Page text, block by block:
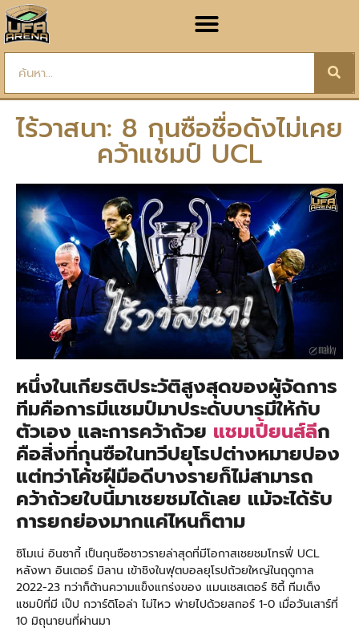
ไร้วาสนา: 8 กุนซือชื่อดังไม่เคย
คว้าแชมป์ UCL
หนึ่งในเกียรติประวัติสูงสุดของผู้จัดการ
ทีมคือการมีแชมป์มาประดับบารมีให้กับ
ตัวเอง และการคว้าถ้วย แชมเปี้ยนส์ลีก
คือสิ่งที่กุนซือในทวีปยุโรปต่างหมายปอง
แต่ทว่าโค้ชฝีมือดีบางรายก็ไม่สามารถ
คว้าถ้วยใบนี้มาเชยชมได้เลย แม้จะได้รับ
การยกย่องมากแค่ไหนก็ตาม
ซิโมเน่ อินซากี้ เป็นกุนซือชาวรายล่าสุดที่มีโอกาสเชยชมโทรฟี่ UCL
หลังพา อินเตอร์ มิลาน เข้าชิงในฟุตบอลยุโรปถ้วยใหญ่ในฤดูกาล
2022-23 ทว่าก็ต้านความแข็งแกร่งของ แมนเชสเตอร์ ซิตี้ ทีมเต็ง
แชมป์ที่มี เป๊ป กวาร์ดิโอล่า ไม่ไหว พ่ายไปด้วยสกอร์ 1-0 เมื่อวันเสาร์ที่
10 มิถุนายนที่ผ่านมา